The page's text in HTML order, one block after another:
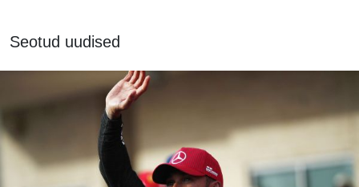
Seotud uudised